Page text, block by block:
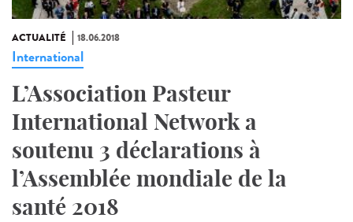
ACTUALITÉ 18.06.2018
International
L’Association Pasteur
International Network a
soutenu 3 déclarations à
l’Assemblée mondiale de la
santé 2018